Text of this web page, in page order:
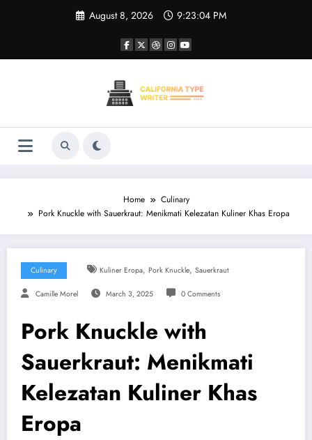
August 8, 2026 9:23:05 PM
Home
Culinary
Pork Knuckle with Sauerkraut: Menikmati Kelezatan Kuliner Khas Eropa
Culinary Kuliner Eropa, Pork Knuckle, Sauerkraut
Camille Morel March 3, 2025 0 Comments
Pork Knuckle with
Sauerkraut: Menikmati
Kelezatan Kuliner Khas
Eropa